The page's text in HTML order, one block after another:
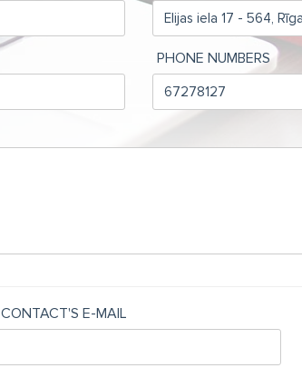
PHONE NUMBERS
CONTACT'S E-MAIL